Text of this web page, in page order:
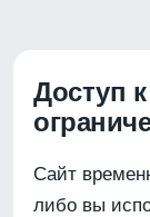
Доступ
Сайт
либо вы